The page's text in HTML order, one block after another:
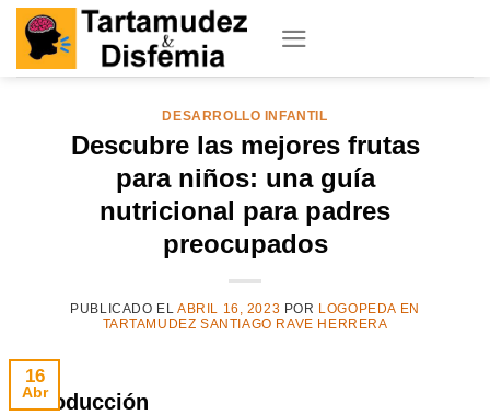
Skip
content
DESARROLLO INFANTIL
Descubre las mejores frutas
para niños: una guía
nutricional para padres
preocupados
PUBLICADO EL ABRIL 16, 2023 POR LOGOPEDA EN
TARTAMUDEZ SANTIAGO RAVE HERRERA
16
Abr
Introducción